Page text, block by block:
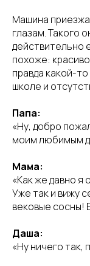
Машина
глазам. Такого
действительно
похоже:
правда какой-
школе и
Папа:
«Ну, добро
моим любимым
Мама:
«Как же давно
Уже так и вижу
вековые сосны!
Даша:
«Ну ничего так,